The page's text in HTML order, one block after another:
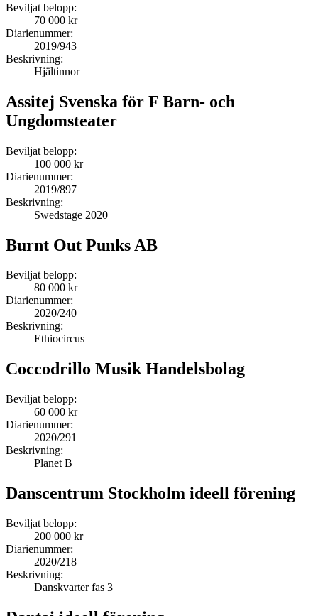
Beviljat belopp:
70 000 kr
Diarienummer:
2019/943
Beskrivning:
Hjältinnor
Assitej Svenska för F Barn- och
Ungdomsteater
Beviljat belopp:
100 000 kr
Diarienummer:
2019/897
Beskrivning:
Swedstage 2020
Burnt Out Punks AB
Beviljat belopp:
80 000 kr
Diarienummer:
2020/240
Beskrivning:
Ethiocircus
Coccodrillo Musik Handelsbolag
Beviljat belopp:
60 000 kr
Diarienummer:
2020/291
Beskrivning:
Planet B
Danscentrum Stockholm ideell förening
Beviljat belopp:
200 000 kr
Diarienummer:
2020/218
Beskrivning:
Danskvarter fas 3